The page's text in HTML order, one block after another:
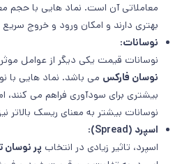
معاملاتی آن است. نماد هایی با حجم
بهتری دارند و امکان ورود و خروج سریع
نوسانات:
نوسانات قیمت یکی دیگر از عوامل
نوسان فارکس می باشد. نماد هایی با
بیشتری برای سودآوری فراهم می کنند،
نوسانات بیشتر به معنای ریسک بالاتر
اسپرد (Spread
):
اسپرد، تاثیر زیادی در انتخاب پر نوسان